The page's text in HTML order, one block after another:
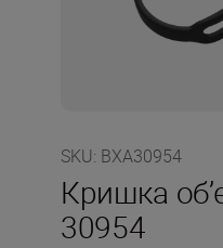
SKU: BXA30954
Кришка
30954